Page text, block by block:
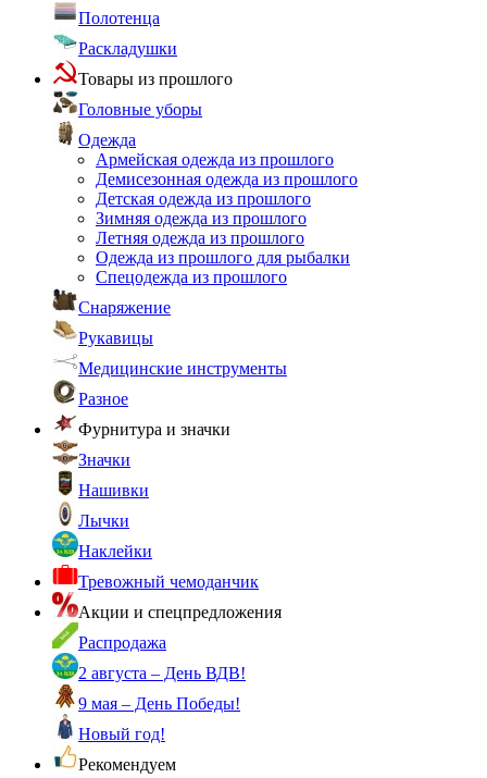
Полотенца
Раскладушки
Товары из прошлого
Головные уборы
Одежда
Армейская одежда из прошлого
Демисезонная одежда из прошлого
Детская одежда из прошлого
Зимняя одежда из прошлого
Летняя одежда из прошлого
Одежда из прошлого для рыбалки
Спецодежда из прошлого
Снаряжение
Рукавицы
Медицинские инструменты
Разное
Фурнитура и значки
Значки
Нашивки
Лычки
Наклейки
Тревожный чемоданчик
Акции и спецпредложения
Распродажа
2 августа – День ВДВ!
9 мая – День Победы!
Новый год!
Рекомендуем